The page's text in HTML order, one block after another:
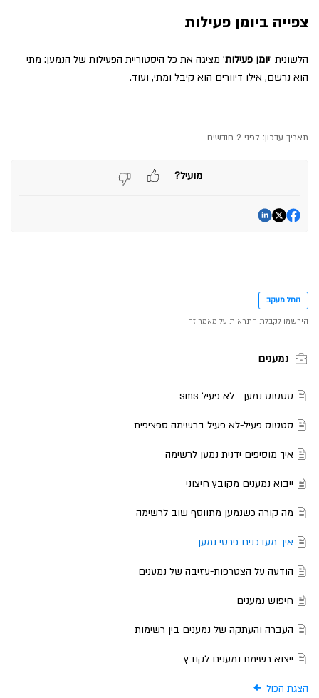
צפייה ביומן פעילות
הלשונית 'יומן פעילות' מציגה את כל היסטוריית הפעילות של הנמען: מתי
הוא נרשם, אילו דיוורים הוא קיבל ומתי, ועוד.
תאריך עדכון: לפני 2 חודשים
מועיל?
החל מעקב
נמענים
סטטוס נמען - לא פעיל sms
סטטוס פעיל-לא פעיל ברשימה ספציפית
איך מוסיפים ידנית נמען לרשימה
ייבוא נמענים מקובץ חיצוני
מה קורה כשנמען מתווסף שוב לרשימה
איך מעדכנים פרטי נמען
הודעה על הצטרפות-עזיבה של נמענים
חיפוש נמענים
העברה והעתקה של נמענים בין רשימות
ייצוא רשימת נמענים לקובץ
הצגת הכול